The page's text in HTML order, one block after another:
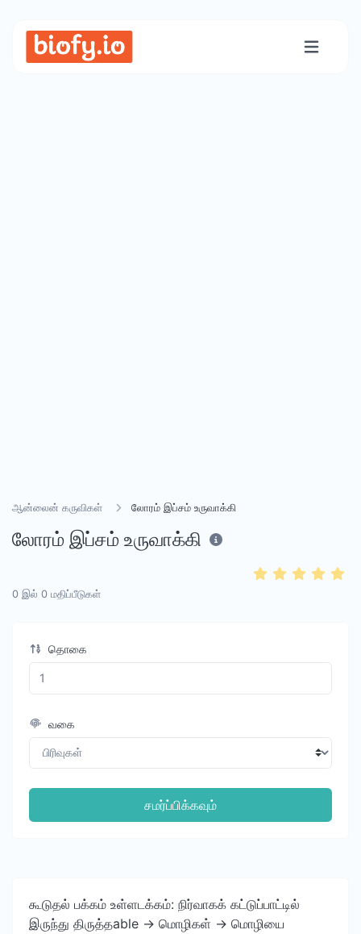
ஆன்லைன் கருவிகள் லோரம் இப்சம் உருவாக்கி
லோரம் இப்சம் உருவாக்கி
0 இல் 0 மதிப்பீடுகள்
தொகை
வகை
சமர்ப்பிக்கவும்
கூடுதல் பக்கம் உள்ளடக்கம்: நிர்வாகக் கட்டுப்பாட்டில்
இருந்து திருத்தable -> மொழிகள் -> மொழியை